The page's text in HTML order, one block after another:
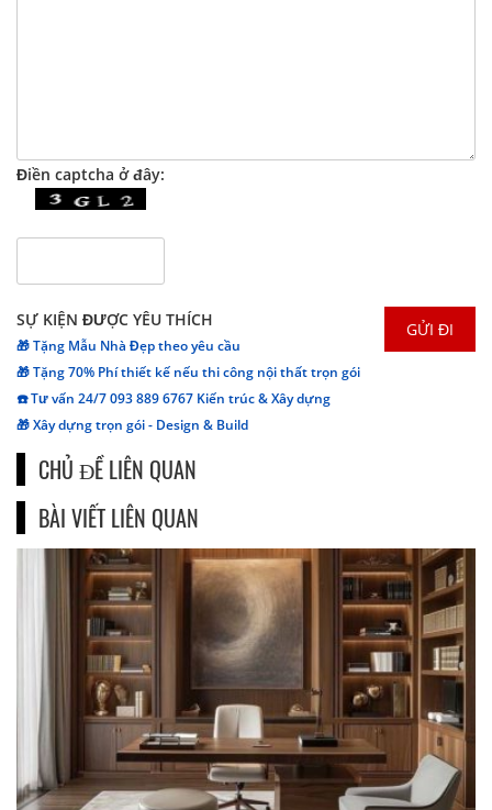
Điền captcha ở đây:
SỰ KIỆN ĐƯỢC YÊU THÍCH
🎁 Tặng Mẫu Nhà Đẹp theo yêu cầu
🎁 Tặng 70% Phí thiết kế nếu thi công nội thất trọn gói
☎️ Tư vấn 24/7 093 889 6767 Kiến trúc & Xây dựng
🎁 Xây dựng trọn gói - Design & Build
CHỦ ĐỀ LIÊN QUAN
BÀI VIẾT LIÊN QUAN